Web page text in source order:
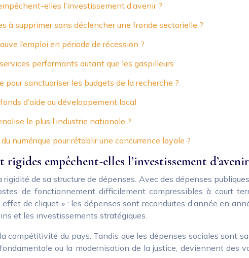
elles l’investissement d’avenir ?
à supprimer sans déclencher une fronde sectorielle ?
l’emploi en période de récession ?
performants autant que les gaspilleurs
sanctuariser les budgets de la recherche ?
d’aide au développement local
le plus l’industrie nationale ?
numérique pour rétablir une concurrence loyale ?
empêchent-elles l’investissement
de sa structure de dépenses. Avec des dépenses
de fonctionnement difficilement compressibles à court
de cliquet » : les dépenses sont reconduites d’année en
et les investissements stratégiques.
compétitivité du pays. Tandis que les dépenses sociales sont
ou la modernisation de la justice, deviennent des